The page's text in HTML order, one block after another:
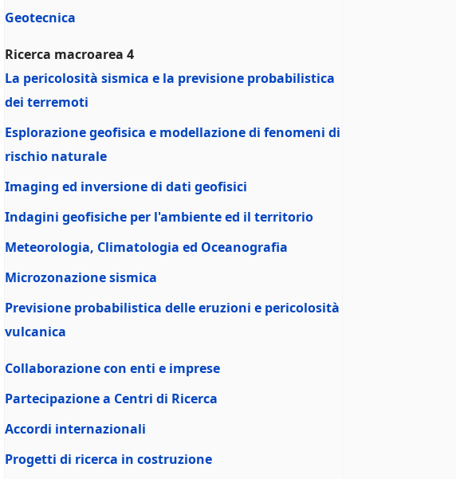
Geotecnica
Ricerca macroarea 4
La pericolosità sismica e la previsione probabilistica
dei terremoti
Esplorazione geofisica e modellazione di fenomeni di
rischio naturale
Imaging ed inversione di dati geofisici
Indagini geofisiche per l'ambiente ed il territorio
Meteorologia, Climatologia ed Oceanografia
Microzonazione sismica
Previsione probabilistica delle eruzioni e pericolosità
vulcanica
Collaborazione con enti e imprese
Partecipazione a Centri di Ricerca
Accordi internazionali
Progetti di ricerca in costruzione